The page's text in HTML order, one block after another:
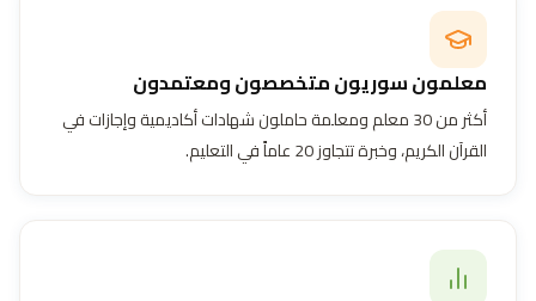
معلمون سوريون متخصصون ومعتمدون
أكثر من 30 معلم ومعلمة حاملون شهادات أكاديمية وإجازات في
القرآن الكريم، وخبرة تتجاوز 20 عاماً في التعليم.